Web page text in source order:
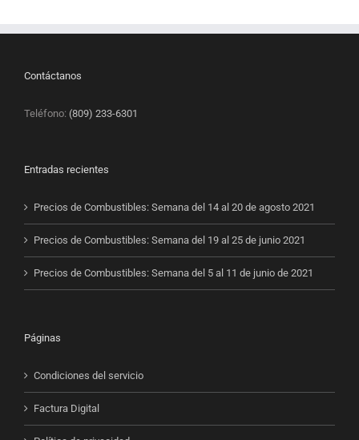
Contáctanos
Teléfono: (809) 233-6301
Entradas recientes
Precios de Combustibles: Semana del 14 al 20 de agosto 2021
Precios de Combustibles: Semana del 19 al 25 de junio 2021
Precios de Combustibles: Semana del 5 al 11 de junio de 2021
Páginas
Condiciones del servicio
Factura Digital